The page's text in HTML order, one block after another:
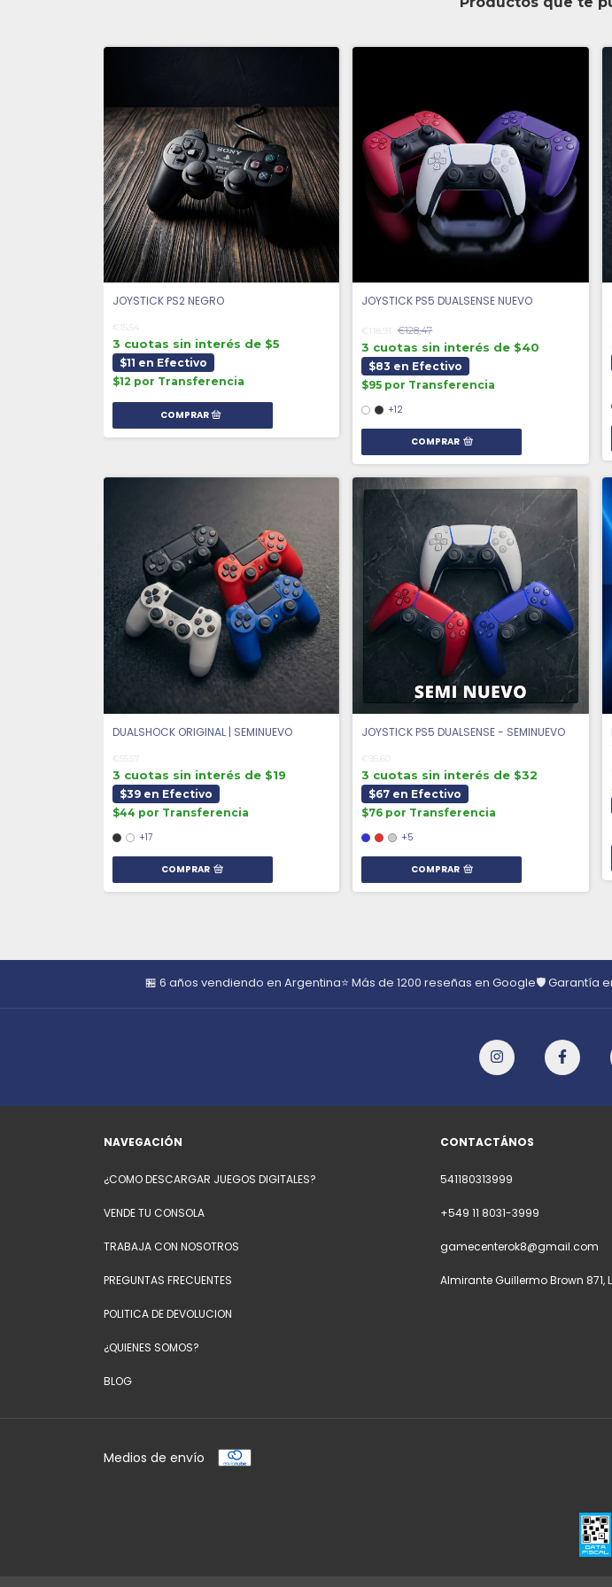
JOYSTICK PS2 NEGRO
€15,54
3 cuotas sin interés de $5
$11 en Efectivo
$12 por Transferencia
JOYSTICK PS5 DUALSENSE NUEVO
€118,91 €128,47
3 cuotas sin interés de $40
$83 en Efectivo
$95 por Transferencia
+12
COMPRAR
DUALSHOCK ORIGINAL | SEMINUEVO
€55,57
3 cuotas sin interés de $19
$39 en Efectivo
$44 por Transferencia
+17
COMPRAR
JOYSTICK PS5 DUALSENSE - SEMINUEVO
€95,60
3 cuotas sin interés de $32
$67 en Efectivo
$76 por Transferencia
+5
COMPRAR
🏪 6 años vendiendo en Argentina⭐ Más de 1200 reseñas en Google🛡️ Garantía
NAVEGACIÓN
¿COMO DESCARGAR JUEGOS DIGITALES?
VENDE TU CONSOLA
TRABAJA CON NOSOTROS
PREGUNTAS FRECUENTES
POLITICA DE DEVOLUCION
¿QUIENES SOMOS?
BLOG
CONTACTÁNOS
541180313999
+549 11 8031-3999
gamecenterok8@gmail.com
Almirante Guillermo Brown 871,
Medios de envío